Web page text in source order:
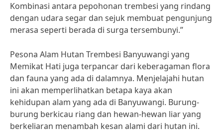
Kombinasi antara pepohonan trembesi yang rindang
dengan udara segar dan sejuk membuat pengunjung
merasa seperti berada di surga tersembunyi.”
Pesona Alam Hutan Trembesi Banyuwangi yang
Memikat Hati juga terpancar dari keberagaman flora
dan fauna yang ada di dalamnya. Menjelajahi hutan
ini akan memperlihatkan betapa kaya akan
kehidupan alam yang ada di Banyuwangi. Burung-
burung berkicau riang dan hewan-hewan liar yang
berkeliaran menambah kesan alami dari hutan ini.